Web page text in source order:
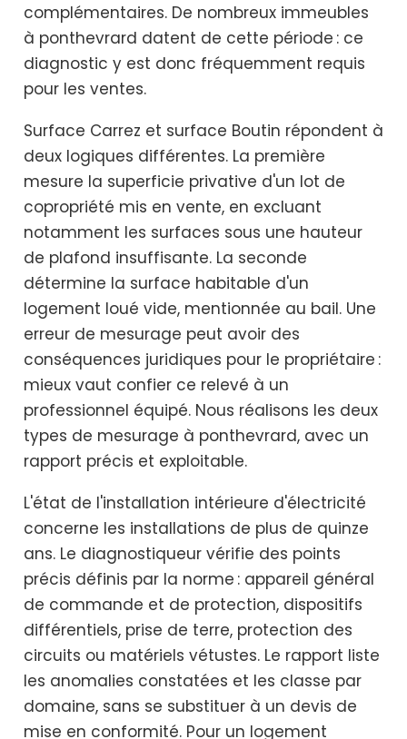
complémentaires. De nombreux immeubles
à ponthevrard datent de cette période : ce
diagnostic y est donc fréquemment requis
pour les ventes.
Surface Carrez et surface Boutin répondent à
deux logiques différentes. La première
mesure la superficie privative d'un lot de
copropriété mis en vente, en excluant
notamment les surfaces sous une hauteur
de plafond insuffisante. La seconde
détermine la surface habitable d'un
logement loué vide, mentionnée au bail. Une
erreur de mesurage peut avoir des
conséquences juridiques pour le propriétaire :
mieux vaut confier ce relevé à un
professionnel équipé. Nous réalisons les deux
types de mesurage à ponthevrard, avec un
rapport précis et exploitable.
L'état de l'installation intérieure d'électricité
concerne les installations de plus de quinze
ans. Le diagnostiqueur vérifie des points
précis définis par la norme : appareil général
de commande et de protection, dispositifs
différentiels, prise de terre, protection des
circuits ou matériels vétustes. Le rapport liste
les anomalies constatées et les classe par
domaine, sans se substituer à un devis de
mise en conformité. Pour un logement